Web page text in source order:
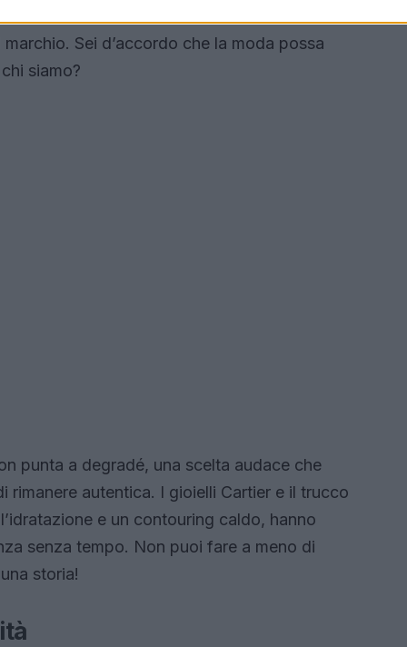
in risalto la sua intenzione di rimanere
Sei d’accordo che la moda possa
siamo?
punta a degradé, una scelta audace che
rimanere autentica. I gioielli Cartier e il trucco
e un contouring caldo, hanno
senza tempo. Non puoi fare a meno di
storia!